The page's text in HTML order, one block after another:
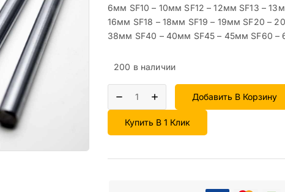
6мм SF10 – 10мм SF12 – 12мм SF13 –
16мм SF18 – 18мм SF19 – 19мм SF20 –
38мм SF40 – 40мм SF45 – 45мм SF60 –
200 в наличии
Добавить В Корзину
Купить В 1 Клик